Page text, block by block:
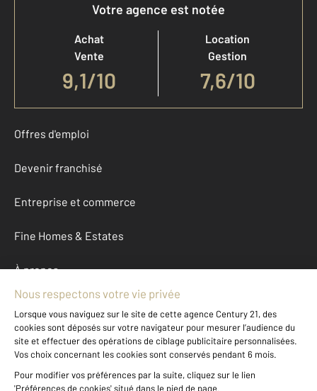
Votre agence est notée
Achat
Vente
9,1/10
Location
Gestion
7,6/10
Offres d'emploi
Devenir franchisé
Entreprise et commerce
Fine Homes & Estates
À propos
International
Nous contacter